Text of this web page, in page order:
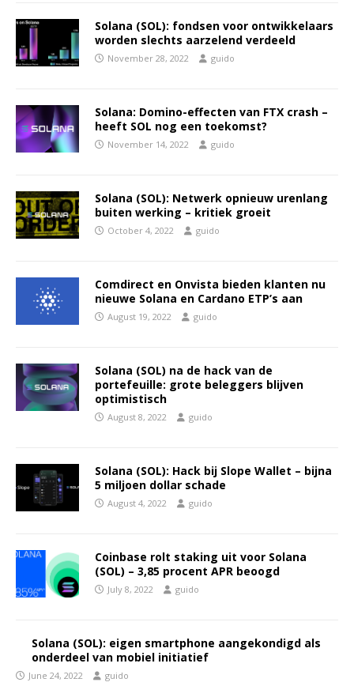
Solana (SOL): fondsen voor ontwikkelaars
worden slechts aarzelend verdeeld
November 28, 2022 guido
Solana: Domino-effecten van FTX crash –
heeft SOL nog een toekomst?
November 14, 2022 guido
Solana (SOL): Netwerk opnieuw urenlang
buiten werking – kritiek groeit
October 4, 2022 guido
Comdirect en Onvista bieden klanten nu
nieuwe Solana en Cardano ETP’s aan
August 19, 2022 guido
Solana (SOL) na de hack van de
portefeuille: grote beleggers blijven
optimistisch
August 8, 2022 guido
Solana (SOL): Hack bij Slope Wallet – bijna
5 miljoen dollar schade
August 4, 2022 guido
Coinbase rolt staking uit voor Solana
(SOL) – 3,85 procent APR beoogd
July 8, 2022 guido
Solana (SOL): eigen smartphone aangekondigd als
onderdeel van mobiel initiatief
June 24, 2022 guido